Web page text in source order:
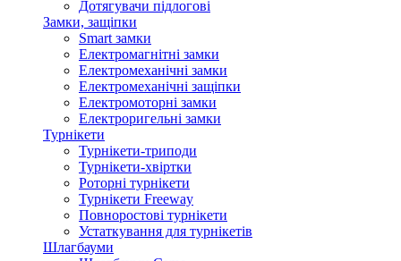
Дотягувачи підлогові
Замки, защіпки
Smart замки
Електромагнітні замки
Електромеханічні замки
Електромеханічні защіпки
Електромоторні замки
Електроригельні замки
Турнікети
Турнікети-триподи
Турнікети-хвіртки
Роторні турнікети
Турнікети Freeway
Повноростові турнікети
Устаткування для турнікетів
Шлагбауми